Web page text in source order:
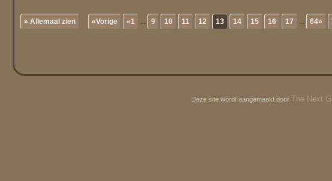
» Allemaal zien «Vorige «1 ... 9 10 11 12 13 14 15 16 17 ... 64»
Deze site wordt aangemaakt door The Next